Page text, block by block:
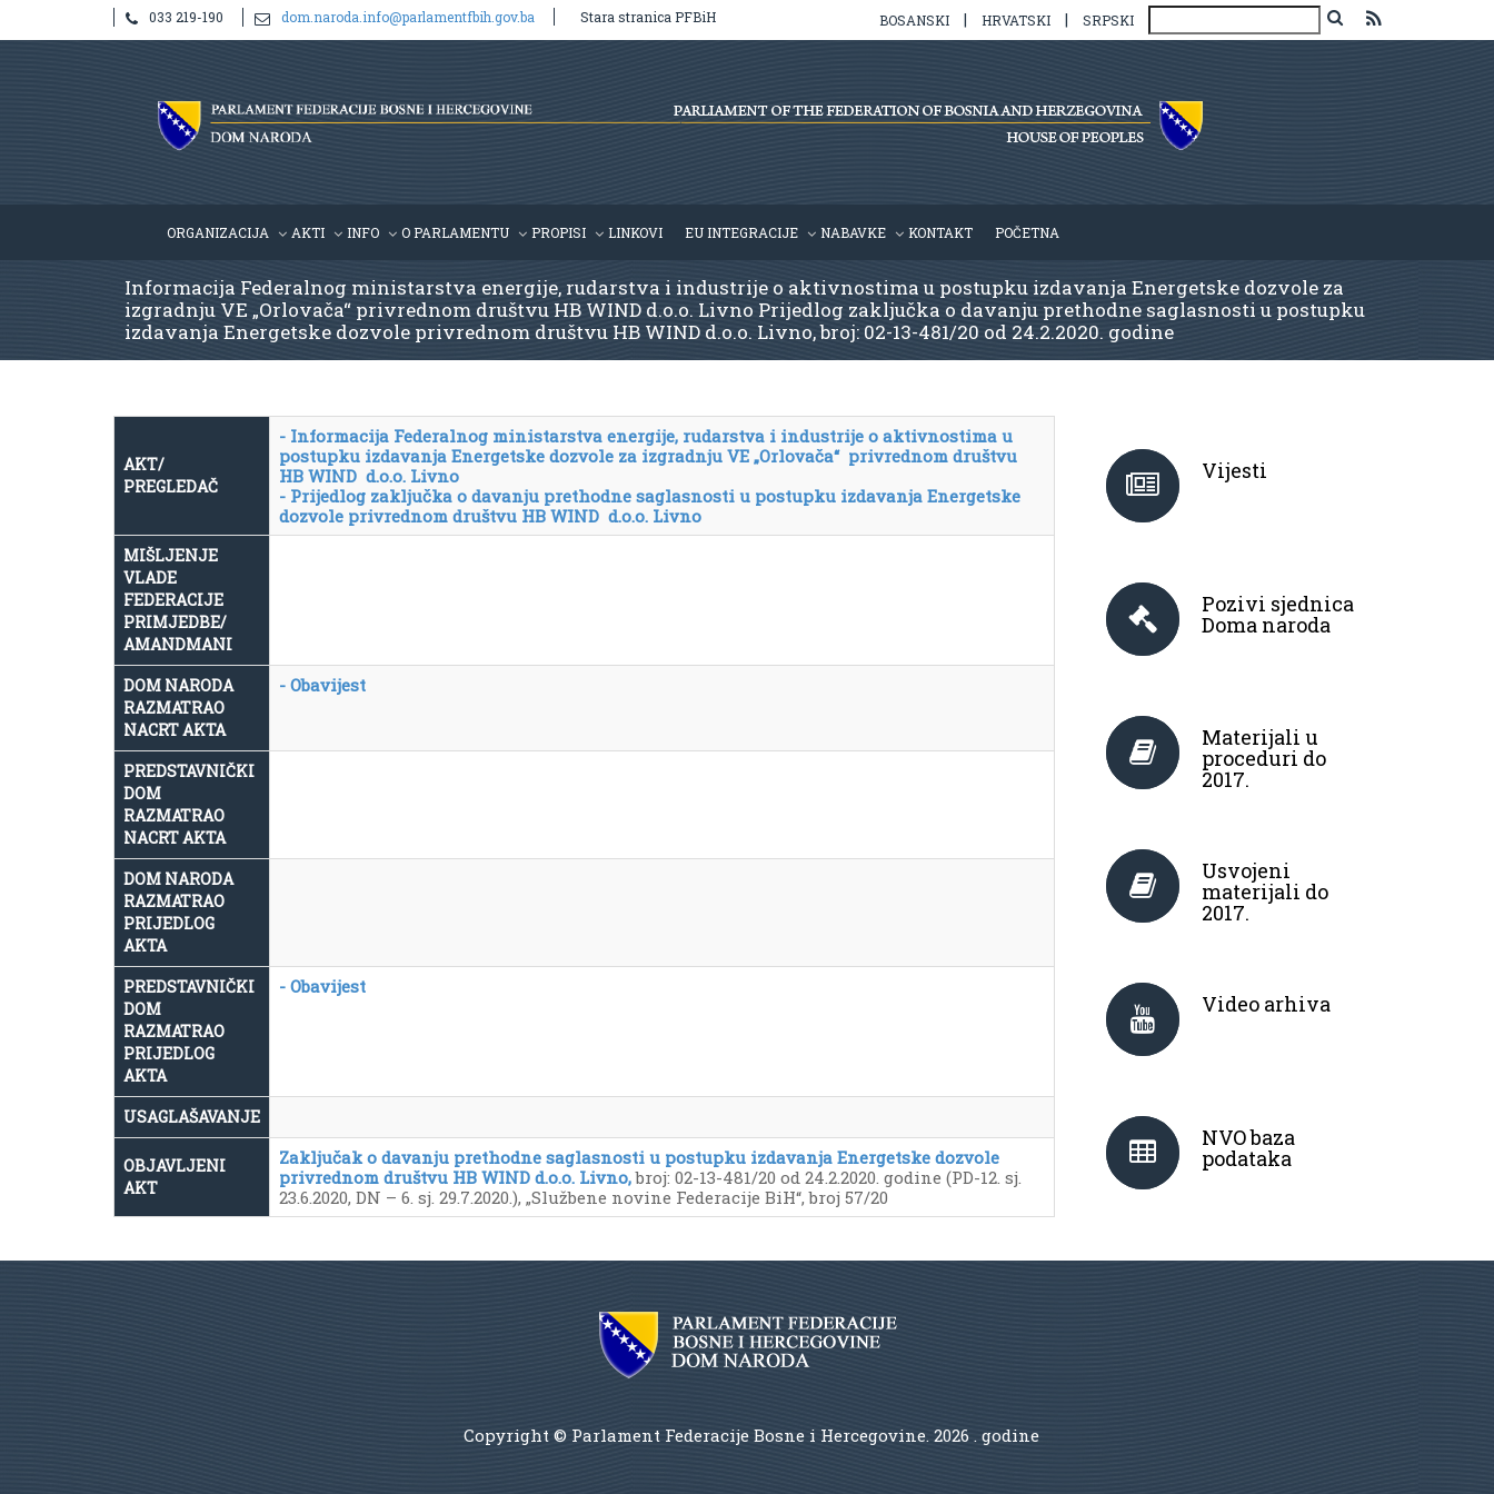
033 219-190 dom.naroda.info@parlamentfbih.gov.ba Stara stranica PFBiH BOSANSKI | HRVATSKI | SRPSKI
ORGANIZACIJA AKTI INFO O PARLAMENTU PROPISI LINKOVI EU INTEGRACIJE NABAVKE KONTAKT POČETNA
Informacija Federalnog ministarstva energije, rudarstva i industrije o aktivnostima u postupku izdavanja Energetske dozvole za
izgradnju VE „Orlovača“ privrednom društvu HB WIND d.o.o. Livno Prijedlog zaključka o davanju prethodne saglasnosti u postupku
izdavanja Energetske dozvole privrednom društvu HB WIND d.o.o. Livno, broj: 02-13-481/20 od 24.2.2020. godine
AKT/
PREGLEDAČ
- Informacija Federalnog ministarstva energije, rudarstva i industrije o aktivnostima u
postupku izdavanja Energetske dozvole za izgradnju VE „Orlovača“ privrednom društvu
HB WIND d.o.o. Livno
- Prijedlog zaključka o davanju prethodne saglasnosti u postupku izdavanja Energetske
dozvole privrednom društvu HB WIND d.o.o. Livno
MIŠLJENJE
VLADE
FEDERACIJE
PRIMJEDBE/
AMANDMANI
DOM NARODA
RAZMATRAO
NACRT AKTA
- Obavijest
PREDSTAVNIČKI
DOM
RAZMATRAO
NACRT AKTA
DOM NARODA
RAZMATRAO
PRIJEDLOG
AKTA
PREDSTAVNIČKI
DOM
RAZMATRAO
PRIJEDLOG
AKTA
- Obavijest
USAGLAŠAVANJE
OBJAVLJENI
AKT
Zaključak o davanju prethodne saglasnosti u postupku izdavanja Energetske dozvole
privrednom društvu HB WIND d.o.o. Livno,broj: 02-13-481/20 od 24.2.2020. godine (PD-12. sj.
23.6.2020, DN – 6. sj. 29.7.2020.), „Službene novine Federacije BiH“, broj 57/20
Vijesti
Pozivi sjednica
Doma naroda
Materijali u
proceduri do
2017.
Usvojeni
materijali do
2017.
Video arhiva
NVO baza
podataka
Copyright © Parlament Federacije Bosne i Hercegovine. 2026 . godine